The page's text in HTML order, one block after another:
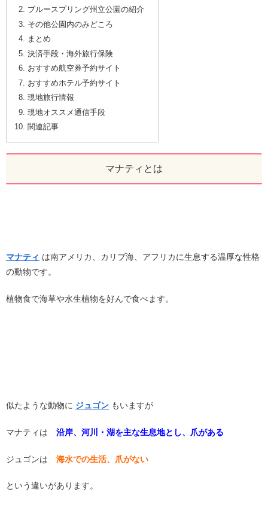
ブルースプリング州立公園の紹介
その他公園内のみどころ
まとめ
決済手段・海外旅行保険
おすすめ航空券予約サイト
おすすめホテル予約サイト
現地旅行情報
現地オススメ通信手段
関連記事
マナティとは
マナティ は南アメリカ、カリブ海、アフリカに生息する温厚な性格
の動物です。
植物食で海草や水生植物を好んで食べます。
似たような動物に ジュゴン もいますが
マナティは 沿岸、河川・湖を主な生息地とし、爪がある
ジュゴンは 海水での生活、爪がない
という違いがあります。